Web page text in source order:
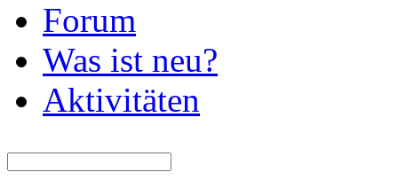
Forum
Was ist neu?
Aktivitäten